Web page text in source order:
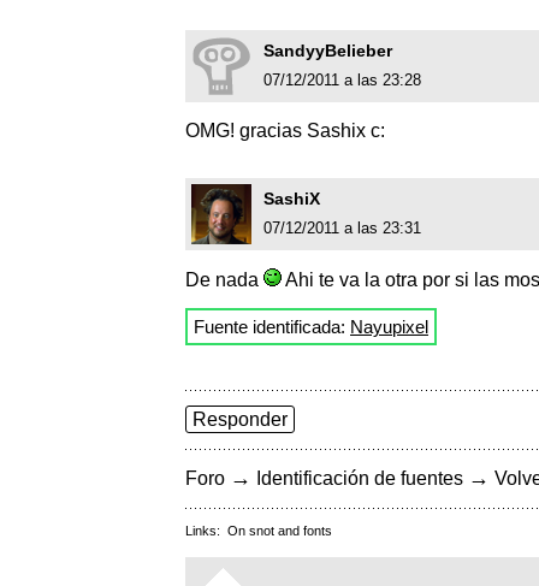
SandyyBelieber
07/12/2011 a las 23:28
OMG! gracias Sashix c:
SashiX
07/12/2011 a las 23:31
De nada Ahi te va la otra por si las
Fuente identificada: Nayupixel
Responder
Foro → Identificación de fuentes →
Links: On snot and fonts